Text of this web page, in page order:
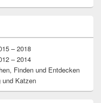
– 2018
– 2014
Finden und Entdecken
Katzen